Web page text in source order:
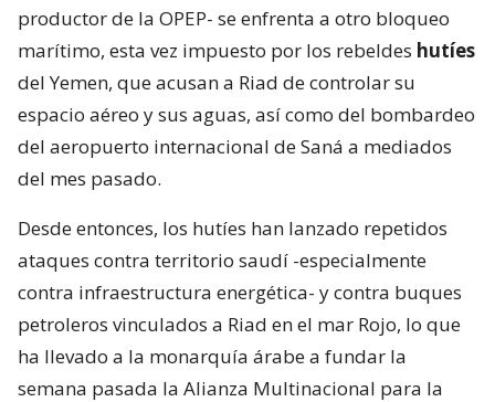
productor de la OPEP- se enfrenta a otro bloqueo
marítimo, esta vez impuesto por los rebeldes hutíes
del Yemen, que acusan a Riad de controlar su
espacio aéreo y sus aguas, así como del bombardeo
del aeropuerto internacional de Saná a mediados
del mes pasado.
Desde entonces, los hutíes han lanzado repetidos
ataques contra territorio saudí -especialmente
contra infraestructura energética- y contra buques
petroleros vinculados a Riad en el mar Rojo, lo que
ha llevado a la monarquía árabe a fundar la
semana pasada la Alianza Multinacional para la